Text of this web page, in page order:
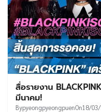
สื่อรายงาน
มีนาคม!
BypyeongpyeongpuenOn18/